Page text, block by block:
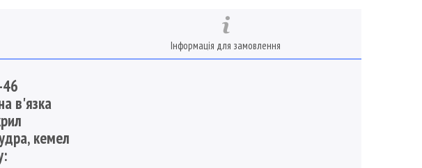
Інформація для замовлення
в'язка
кемел